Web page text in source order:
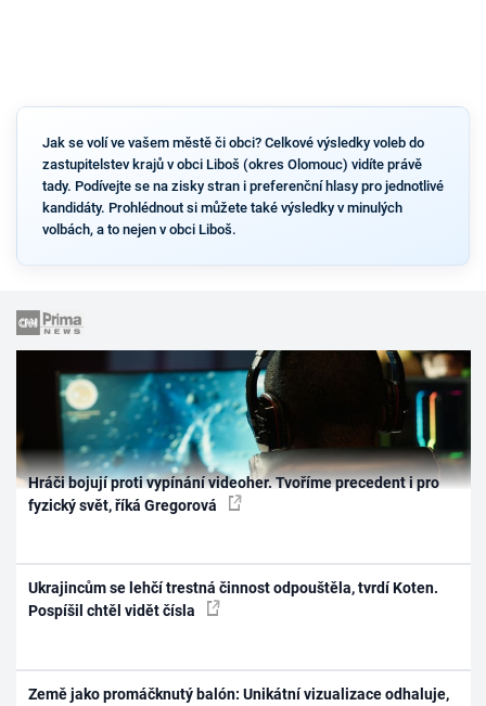
Jak se volí ve vašem městě či obci? Celkové výsledky voleb do
zastupitelstev krajů v obci Liboš (okres Olomouc) vidíte právě
tady. Podívejte se na zisky stran i preferenční hlasy pro jednotlivé
kandidáty. Prohlédnout si můžete také výsledky v minulých
volbách, a to nejen v obci Liboš.
Hráči bojují proti vypínání videoher. Tvoříme precedent i pro
fyzický svět, říká Gregorová
Ukrajincům se lehčí trestná činnost odpouštěla, tvrdí Koten.
Pospíšil chtěl vidět čísla
Země jako promáčknutý balón: Unikátní vizualizace odhaluje,